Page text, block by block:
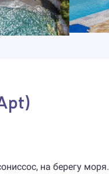
на берегу моря.